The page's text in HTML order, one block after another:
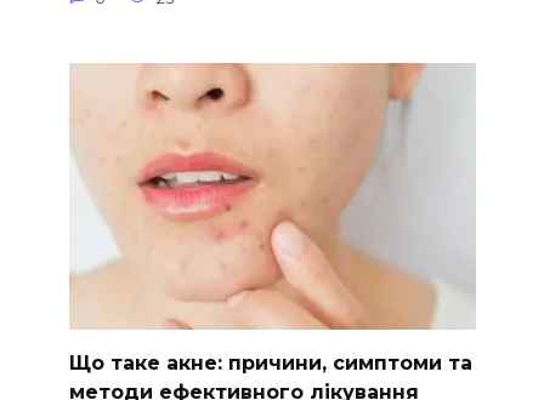
Що таке акне: причини, симптоми та
методи ефективного лікування